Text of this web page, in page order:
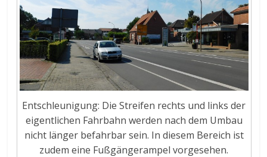
Entschleunigung: Die Streifen rechts und links der
eigentlichen Fahrbahn werden nach dem Umbau
nicht länger befahrbar sein. In diesem Bereich ist
zudem eine Fußgängerampel vorgesehen.